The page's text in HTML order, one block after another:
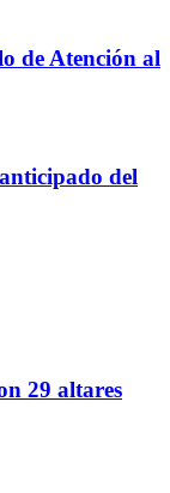
de Atención al
del
29 altares